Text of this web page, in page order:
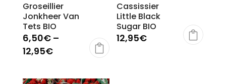
Groseillier
Jonkheer Van
Tets BIO
6,50€–
12,95€
Cassissier
Little Black
Sugar BIO
12,95€